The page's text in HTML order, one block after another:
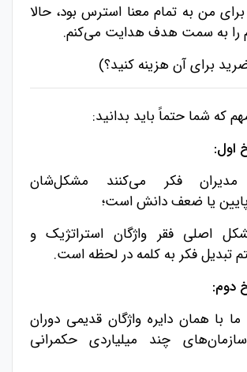
من به تمام معنا استرس بود، حالا
را به سمت هدف هدایت می‌کنم.
برای آن هزینه کنید؟)
که شما حتماً باید بدانید:
اول:
فکر می‌کنند مشکل‌شان
یا ضعف دانش است؛
اصلی فقر واژگان استراتژیک و
تبدیل فکر به کلمه در لحظه است.
دوم:
با همان دایره واژگان قدیمی دوران
چند میلیاردی حکمرانی